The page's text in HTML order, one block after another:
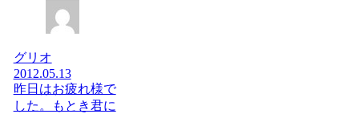
グリオ
2012.05.13
昨日はお疲れ様で
した。もとき君に